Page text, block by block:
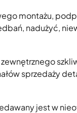
montażu,
nadużyć,
sprzedaży
jest w